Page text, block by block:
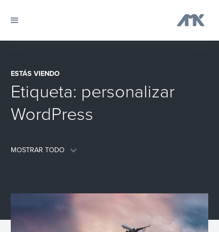
ESTÁS VIENDO
Etiqueta: personalizar
WordPress
MOSTRAR TODO